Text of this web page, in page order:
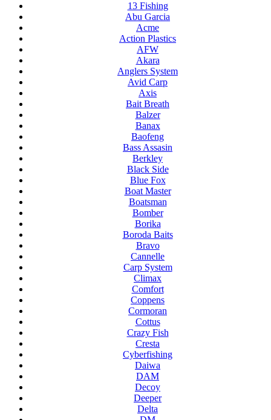
13 Fishing
Abu Garcia
Acme
Action Plastics
AFW
Akara
Anglers System
Avid Carp
Axis
Bait Breath
Balzer
Banax
Baofeng
Bass Assasin
Berkley
Black Side
Blue Fox
Boat Master
Boatsman
Bomber
Borika
Boroda Baits
Bravo
Cannelle
Carp System
Climax
Comfort
Coppens
Cormoran
Cottus
Crazy Fish
Cresta
Cyberfishing
Daiwa
DAM
Decoy
Deeper
Delta